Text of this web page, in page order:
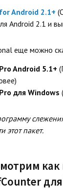
Android 2.1+
Android 2.1 и
еще можно
Android 5.1+
для Windows
этот пакет.